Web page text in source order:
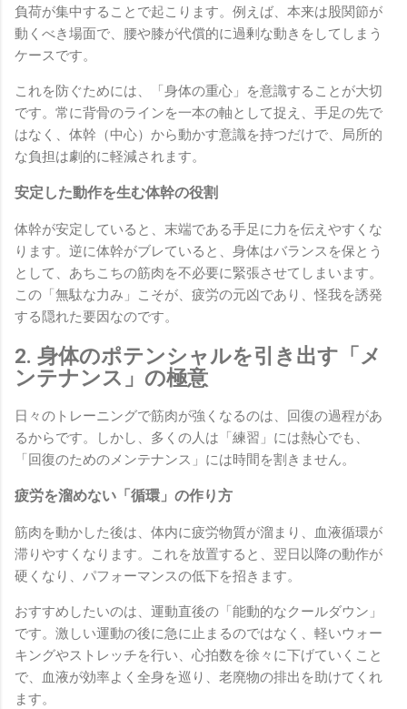
負荷が集中することで起こります。例えば、本来は股関節が
動くべき場面で、腰や膝が代償的に過剰な動きをしてしまう
ケースです。
これを防ぐためには、「身体の重心」を意識することが大切
です。常に背骨のラインを一本の軸として捉え、手足の先で
はなく、体幹（中心）から動かす意識を持つだけで、局所的
な負担は劇的に軽減されます。
安定した動作を生む体幹の役割
体幹が安定していると、末端である手足に力を伝えやすくな
ります。逆に体幹がブレていると、身体はバランスを保とう
として、あちこちの筋肉を不必要に緊張させてしまいます。
この「無駄な力み」こそが、疲労の元凶であり、怪我を誘発
する隠れた要因なのです。
2. 身体のポテンシャルを引き出す「メ
ンテナンス」の極意
日々のトレーニングで筋肉が強くなるのは、回復の過程があ
るからです。しかし、多くの人は「練習」には熱心でも、
「回復のためのメンテナンス」には時間を割きません。
疲労を溜めない「循環」の作り方
筋肉を動かした後は、体内に疲労物質が溜まり、血液循環が
滞りやすくなります。これを放置すると、翌日以降の動作が
硬くなり、パフォーマンスの低下を招きます。
おすすめしたいのは、運動直後の「能動的なクールダウン」
です。激しい運動の後に急に止まるのではなく、軽いウォー
キングやストレッチを行い、心拍数を徐々に下げていくこと
で、血液が効率よく全身を巡り、老廃物の排出を助けてくれ
ます。